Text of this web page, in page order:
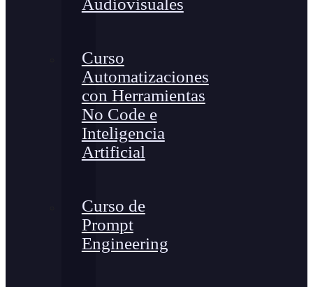
Audiovisuales
Curso
Automatizaciones
con Herramientas
No Code e
Inteligencia
Artificial
Curso de
Prompt
Engineering